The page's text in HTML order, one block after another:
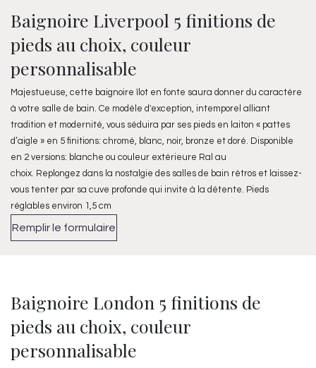
Baignoire Liverpool 5 finitions de
pieds au choix, couleur
personnalisable
Majestueuse, cette baignoire îlot en fonte saura donner du caractère
à votre salle de bain. Ce modèle d'exception, intemporel alliant
tradition et modernité, vous séduira par ses pieds en laiton « pattes
d’aigle » en 5 finitions: chromé, blanc, noir, bronze et doré. Disponible
en 2 versions: blanche ou couleur extérieure Ral au
choix. Replongez dans la nostalgie des salles de bain rétros et laissez-
vous tenter par sa cuve profonde qui invite à la détente. Pieds
réglables environ 1,5 cm
Remplir le formulaire
Baignoire London 5 finitions de
pieds au choix, couleur
personnalisable